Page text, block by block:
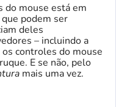
do mouse está em
podem ser
deles
– incluindo a
controles do mouse
E se não, pelo
mais uma vez.